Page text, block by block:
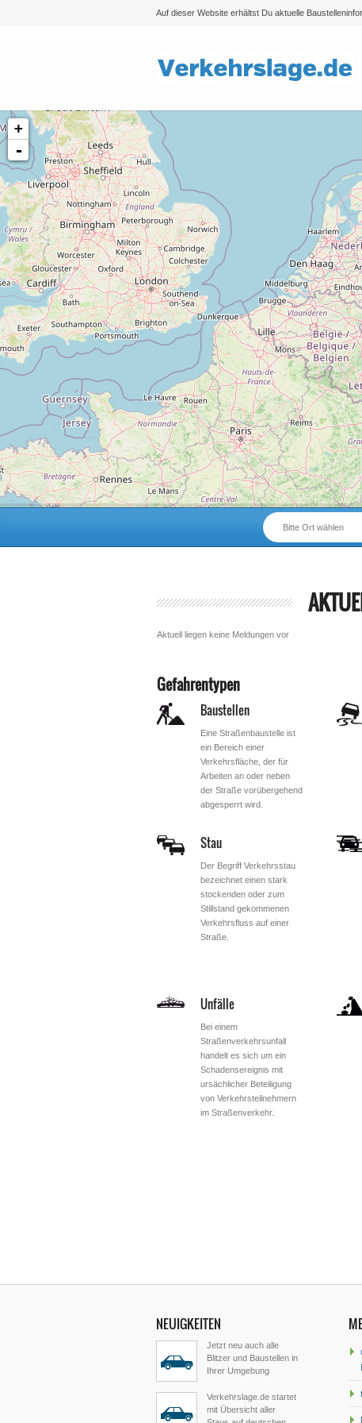
Auf dieser Website erhältst Du aktuelle
+
-
Bitte Ort wählen
Aktuell liegen keine Meldungen vor
Gefahrentypen
Baustellen
Eine Straßenbaustelle ist
ein Bereich einer
Verkehrsfläche, der für
Arbeiten an oder neben
der Straße vorübergehend
abgesperrt wird.
Stau
Der Begriff Verkehrsstau
bezeichnet einen stark
stockenden oder zum
Stillstand gekommenen
Verkehrsfluss auf einer
Straße.
Unfälle
Bei einem
Straßenverkehrsunfall
handelt es sich um ein
Schadensereignis mit
ursächlicher Beteiligung
von Verkehrsteilnehmern
im Straßenverkehr.
NEUIGKEITEN
Jetzt neu auch alle
Blitzer und Baustellen in
Ihrer Umgebung
Verkehrslage.de startet
mit Übersicht aller